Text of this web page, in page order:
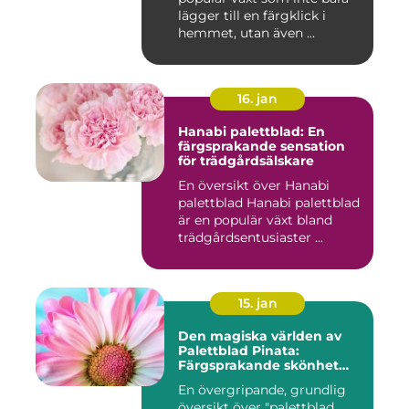
lägger till en färgklick i
hemmet, utan även ...
16. jan
Hanabi palettblad: En
färgsprakande sensation
för trädgårdsälskare
En översikt över Hanabi
palettblad Hanabi palettblad
är en populär växt bland
trädgårdsentusiaster ...
15. jan
Den magiska världen av
Palettblad Pinata:
Färgsprakande skönhet
En övergripande, grundlig